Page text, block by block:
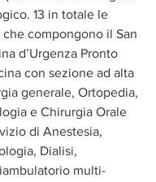
13 in totale le
compongono il San
d’Urgenza Pronto
con sezione ad alta
generale, Ortopedia,
e Chirurgia Orale
di Anestesia,
Dialisi,
multi-